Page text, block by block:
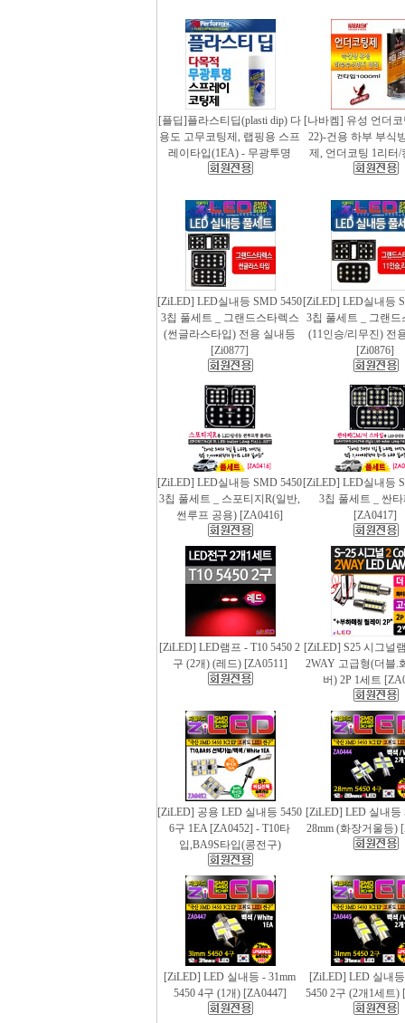
[플딥]플라스티딥(plasti dip) 다
용도 고무코팅제, 랩핑용 스프
레이타입(1EA) - 무광투명
[나바켐] 유성 언더
22)-건용 하부 부식
제, 언더코팅 1리터/
[ZiLED] LED실내등 SMD 5450
3칩 풀세트 _ 그랜드스타렉스
(썬글라스타입) 전용 실내등
[Zi0877]
[ZiLED] LED실내등
3칩 풀세트 _ 그랜드
(11인승/리무진) 전
[Zi0876]
[ZiLED] LED실내등 SMD 5450
3칩 풀세트 _ 스포티지R(일반,
썬루프 공용) [ZA0416]
[ZiLED] LED실내등
3칩 풀세트 _ 싼
[ZA0417]
[ZiLED] LED램프 - T10 5450 2
구 (2개) (레드) [ZA0511]
[ZiLED] S25 시그널
2WAY 고급형(더블.
버) 2P 1세트
[ZiLED] 공용 LED 실내등 5450
6구 1EA [ZA0452] - T10타
입,BA9S타입(콩전구)
[ZiLED] LED 실내등
28mm (화장거울등)
[ZiLED] LED 실내등 - 31mm
5450 4구 (1개) [ZA0447]
[ZiLED] LED 실내
5450 2구 (2개1세트)